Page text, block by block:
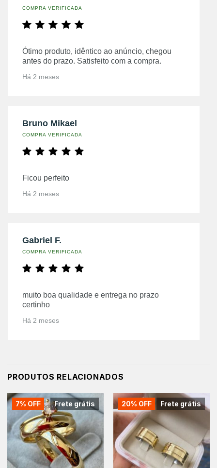
COMPRA VERIFICADA
Ótimo produto, idêntico ao anúncio, chegou
antes do prazo. Satisfeito com a compra.
Há 2 meses
Bruno Mikael
COMPRA VERIFICADA
Ficou perfeito
Há 2 meses
Gabriel F.
COMPRA VERIFICADA
muito boa qualidade e entrega no prazo
certinho
Há 2 meses
PRODUTOS RELACIONADOS
Frete grátis
7% OFF Frete grátis
20% OFF